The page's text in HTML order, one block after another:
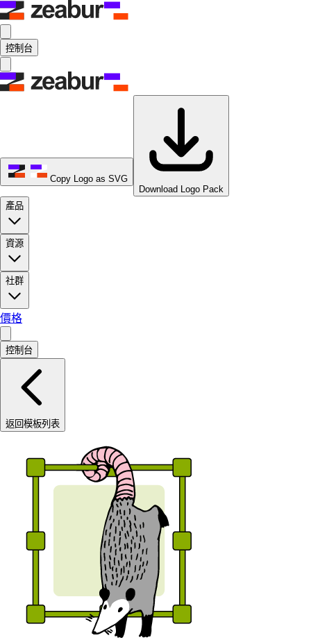
控制台
Copy Logo as SVG
Download Logo Pack
產品
資源
社群
價格
控制台
返回模板列表